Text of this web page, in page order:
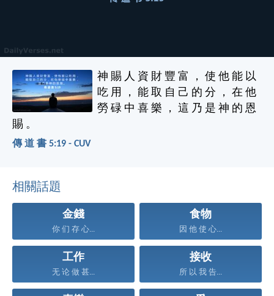
神 賜 人 資 財 豐 富 ， 使 他 能 以
吃 用 ， 能 取 自 己 的 分 ， 在 他
勞 碌 中 喜 樂 ， 這 乃 是 神 的 恩
賜 。
傳 道 書 5:19 - CUV
相關話題
金錢
你 们 存 心...
食物
因 他 使 心...
工作
无 论 做 甚...
接收
所 以 我 告...